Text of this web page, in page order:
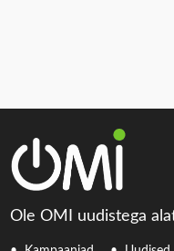
Ole OMI uudistega